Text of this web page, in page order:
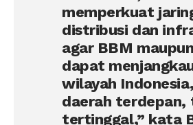
memperkuat
distribusi dan
agar BBM
dapat
wilayah
daerah terdepan,
tertinggal,” kata